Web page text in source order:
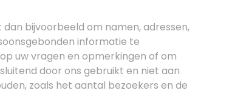
bijvoorbeeld om namen, adressen,
informatie te
uw vragen en opmerkingen of om
door ons gebruikt en niet aan
zoals het aantal bezoekers en de